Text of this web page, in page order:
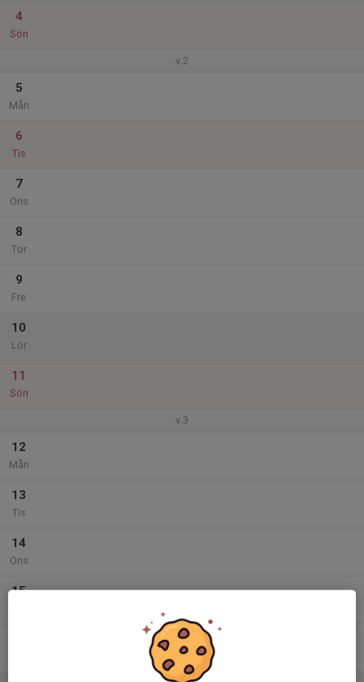
4
Sön
v.2
5
Mån
6
Tis
7
Ons
8
Tor
9
Fre
10
Lör
11
Sön
v.3
12
Mån
13
Tis
14
Ons
15